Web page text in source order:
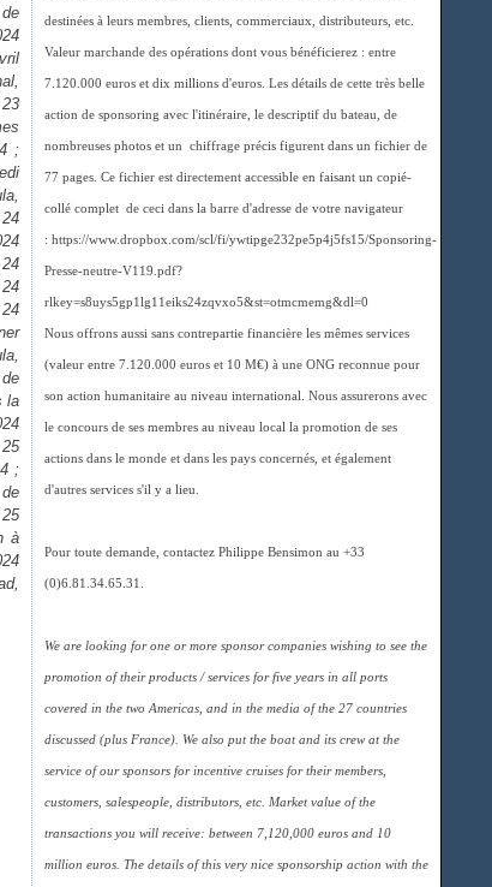
;
la
;
à
destinées à leurs membres, clients, commerciaux, distributeurs, etc.
Valeur marchande des opérations dont vous bénéficierez : entre
7.120.000 euros et dix millions d'euros. Les détails de cette très belle
action de sponsoring avec l'itinéraire, le descriptif du bateau, de
nombreuses photos et un chiffrage précis figurent dans un fichier de
77 pages. Ce fichier est directement accessible en faisant un copié-
collé complet de ceci dans la barre d'adresse de votre navigateur
: https://www.dropbox.com/scl/fi/ywtipge232pe5p4j5fs15/Sponsoring-
Presse-neutre-V119.pdf?
rlkey=s8uys5gp1lg11eiks24zqvxo5&st=otmcmemg&dl=0
Nous offrons aussi sans contrepartie financière les mêmes services
(valeur entre 7.120.000 euros et 10 M€) à une ONG reconnue pour
son action humanitaire au niveau international. Nous assurerons avec
le concours de ses membres au niveau local la promotion de ses
actions dans le monde et dans les pays concernés, et également
d'autres services s'il y a lieu.
Pour toute demande, contactez Philippe Bensimon au +33
(0)6.81.34.65.31.
We are looking for one or more sponsor companies wishing to see the
promotion of their products / services for five years in all ports
covered in the two Americas, and in the media of the 27 countries
discussed (plus France). We also put the boat and its crew at the
service of our sponsors for incentive cruises for their members,
customers, salespeople, distributors, etc. Market value of the
transactions you will receive: between 7,120,000 euros and 10
million euros. The details of this very nice sponsorship action with the